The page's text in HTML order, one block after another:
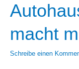
macht
Schreibe einen
Autohaus